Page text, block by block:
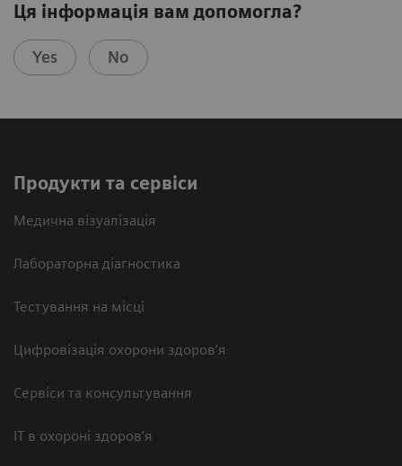
Ця інформація вам допомогла?
Yes No
Продукти та сервіси
Медична візуалізація
Лабораторна діагностика
Тестування на місці
Цифровізація охорони здоров’я
Сервіси та консультування
ІТ в охороні здоров’я